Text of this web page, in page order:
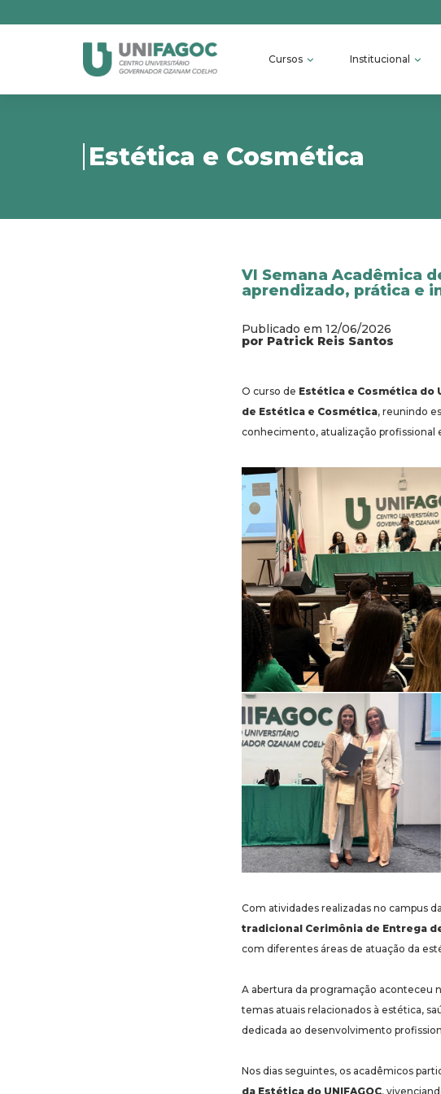
Cursos Institucional
Estética e Cosmética
VI Semana Acadêmica
aprendizado, prática e
Publicado em 12/06/2026
por Patrick Reis Santos
O curso de Estética e Cosmética do
de Estética e Cosmética, reunindo
conhecimento, atualização profissional
Com atividades realizadas no campus
tradicional Cerimônia de Entrega
com diferentes áreas de atuação da
A abertura da programação aconteceu
temas atuais relacionados à estética,
dedicada ao desenvolvimento
Nos dias seguintes, os acadêmicos
da Estética do UNIFAGOC,